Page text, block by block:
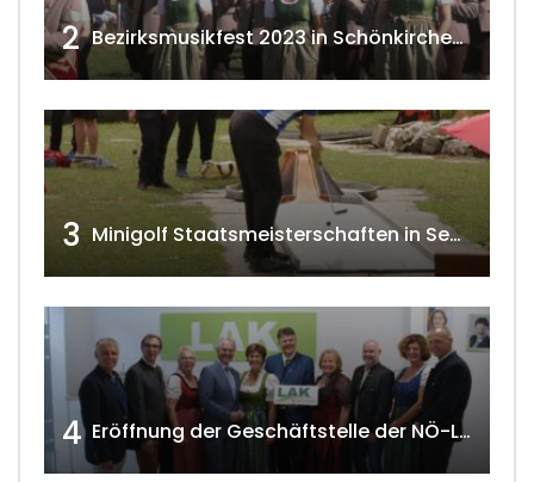
2 Bezirksmusikfest 2023 in Schönkirchen-Reyersdorf
3 Minigolf Staatsmeisterschaften in Seefeld-Kadolz w4tv174
4 Eröffnung der Geschäftstelle der NÖ-Landarbeiterkammer in Mistelbach w4tv174